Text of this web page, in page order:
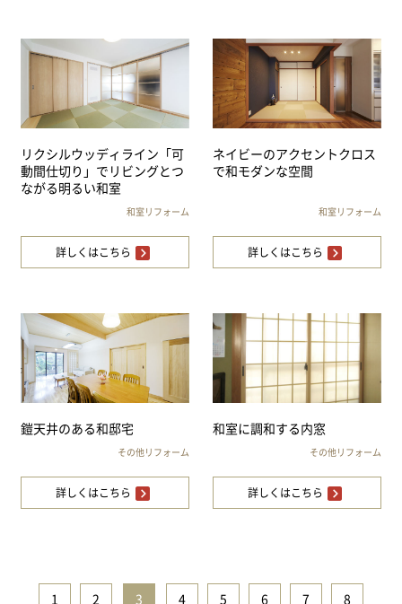
リクシルウッディライン「可
動間仕切り」でリビングとつ
ながる明るい和室
和室リフォーム
詳しくはこちら
ネイビーのアクセントクロス
で和モダンな空間
和室リフォーム
詳しくはこちら
鎧天井のある和邸宅
その他リフォーム
詳しくはこちら
和室に調和する内窓
その他リフォーム
詳しくはこちら
1 2 3 4 5 6 7 8